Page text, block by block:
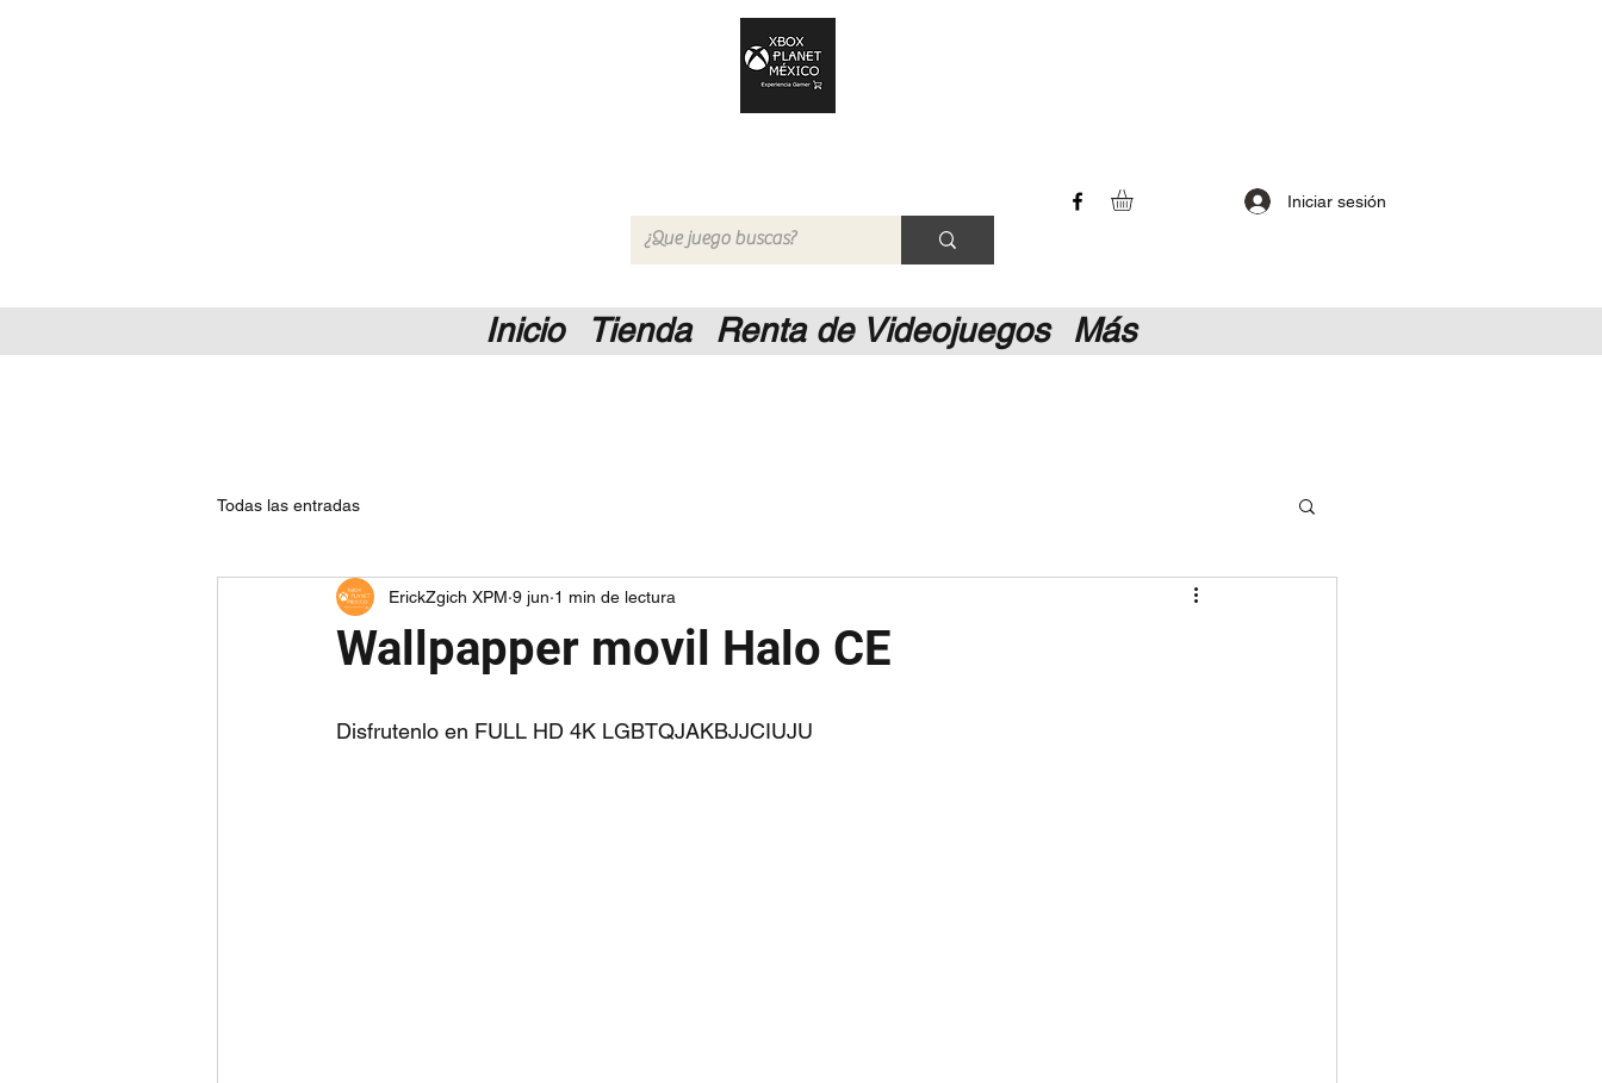
Iniciar sesión
Inicio Tienda Renta de Videojuegos Más
Todas las entradas
Wallpapper movil Halo CE
ErickZgich XPM 9 jun 1 min de lectura
Disfrutenlo en FULL HD 4K LGBTQJAKBJJCIUJU